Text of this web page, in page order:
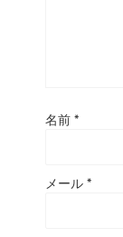
名前 *
メール *